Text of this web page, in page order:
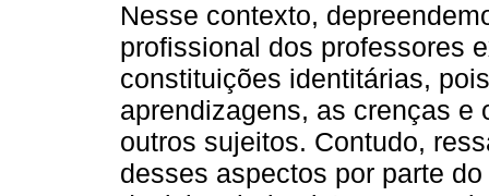
Nesse contexto,
profissional dos professores
constituições identitárias,
aprendizagens, as crenças e
outros sujeitos. Contudo,
desses aspectos por parte